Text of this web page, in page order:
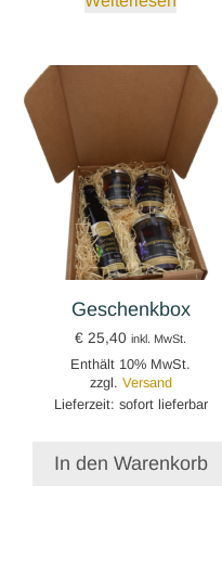
Geschenkbox
€ 25,40 inkl. MwSt.
Enthält 10% MwSt.
zzgl. Versand
Lieferzeit: sofort lieferbar
In den Warenkorb